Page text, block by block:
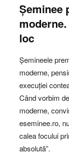
Șeminee
loc
Șemineele
moderne,
execuției
Când vorbim
moderne,
eseminee.ro,
calea focului
absolută”.